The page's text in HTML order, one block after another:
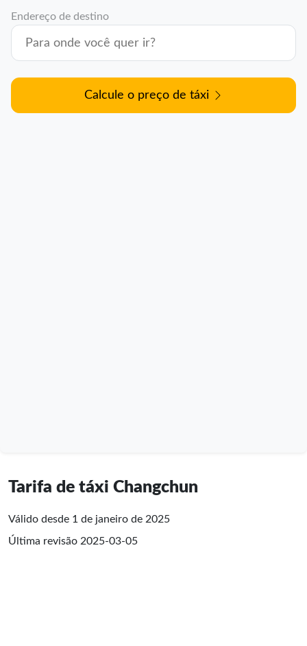
Endereço de destino
Calcule o preço de táxi
Tarifa de táxi Changchun
Válido desde 1 de janeiro de 2025
Última revisão 2025-03-05